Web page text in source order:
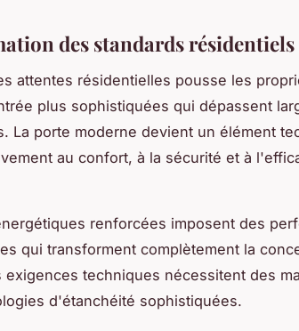
des standards résidentiels
attentes résidentielles pousse les
plus sophistiquées qui dépassent
La porte moderne devient un élément
au confort, à la sécurité et à
renforcées imposent des
qui transforment complètement la
techniques nécessitent des
d'étanchéité sophistiquées.